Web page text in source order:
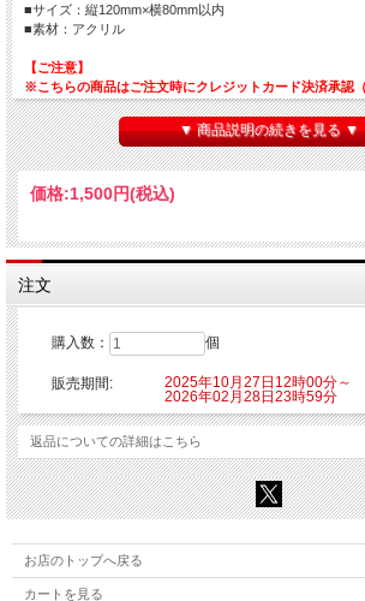
■サイズ：縦120mm×横80mm以内
■素材：アクリル
【ご注意】
※こちらの商品はご注文時にクレジットカード決済承認
ご了承ください。
※他の商品を一緒にご購入した場合もご注文時にカード
す。
※受注生産商品のため、お申込み後のキャンセルはでき
い。
※他商品と一緒に購入した場合、予約商品と一緒に発送と
©創通・サンライズ
▼ 商品説明の続きを見る ▼
価格:1,500円(税込)
注文
購入数： 個
販売期間:
2025年10月27日12時00分～
2026年02月28日23時59分
返品についての詳細はこちら
お店のトップへ戻る
カートを見る